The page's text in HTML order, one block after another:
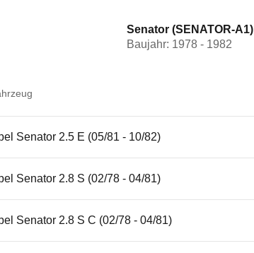
Senator (SENATOR-A1)
Baujahr: 1978 - 1982
Senator 2.5 E (05/81 - 10/82)
Senator 2.8 S (02/78 - 04/81)
Senator 2.8 S C (02/78 - 04/81)